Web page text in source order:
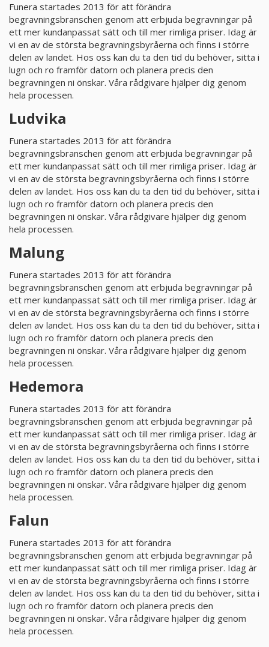
KUNDTJÄNST
010-10 10 350
Kundtjänsten är för närvarande stängd.
Funera startades 2013 för att förändra
begravningsbranschen genom att erbjuda begravningar på
ett mer kundanpassat sätt och till mer rimliga priser. Idag är
vi en av de största begravningsbyråerna och finns i större
delen av landet. Hos oss kan du ta den tid du behöver, sitta i
lugn och ro framför datorn och planera precis den
begravningen ni önskar. Våra rådgivare hjälper dig genom
hela processen.
Ludvika
Funera startades 2013 för att förändra
begravningsbranschen genom att erbjuda begravningar på
ett mer kundanpassat sätt och till mer rimliga priser. Idag är
vi en av de största begravningsbyråerna och finns i större
delen av landet. Hos oss kan du ta den tid du behöver, sitta i
lugn och ro framför datorn och planera precis den
begravningen ni önskar. Våra rådgivare hjälper dig genom
hela processen.
Malung
Funera startades 2013 för att förändra
begravningsbranschen genom att erbjuda begravningar på
ett mer kundanpassat sätt och till mer rimliga priser. Idag är
vi en av de största begravningsbyråerna och finns i större
delen av landet. Hos oss kan du ta den tid du behöver, sitta i
lugn och ro framför datorn och planera precis den
begravningen ni önskar. Våra rådgivare hjälper dig genom
hela processen.
Hedemora
Funera startades 2013 för att förändra
begravningsbranschen genom att erbjuda begravningar på
ett mer kundanpassat sätt och till mer rimliga priser. Idag är
vi en av de största begravningsbyråerna och finns i större
delen av landet. Hos oss kan du ta den tid du behöver, sitta i
lugn och ro framför datorn och planera precis den
begravningen ni önskar. Våra rådgivare hjälper dig genom
hela processen.
Falun
Funera startades 2013 för att förändra
begravningsbranschen genom att erbjuda begravningar på
ett mer kundanpassat sätt och till mer rimliga priser. Idag är
vi en av de största begravningsbyråerna och finns i större
delen av landet. Hos oss kan du ta den tid du behöver, sitta i
lugn och ro framför datorn och planera precis den
begravningen ni önskar. Våra rådgivare hjälper dig genom
hela processen.